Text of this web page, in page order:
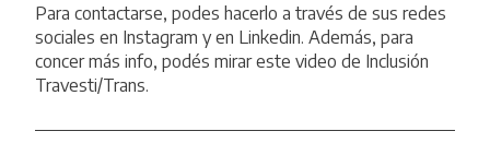
Para contactarse, podes hacerlo a través de sus redes
sociales en Instagram y en Linkedin. Además, para
concer más info, podés mirareste video de Inclusión
Travesti/Trans.